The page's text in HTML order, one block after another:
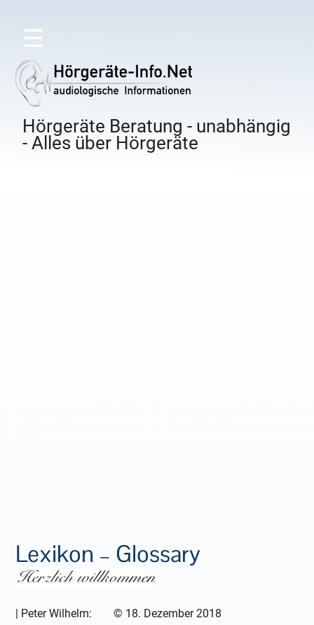
☰
Hörgeräte Beratung - unabhängig
- Alles über Hörgeräte
Lexikon – Glossary
| Peter Wilhelm: © 18. Dezember 2018